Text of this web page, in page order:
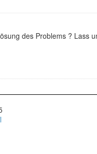
des Problems ? Lass